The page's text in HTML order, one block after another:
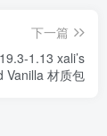
下一篇
1.13 xali’s
Vanilla 材质包